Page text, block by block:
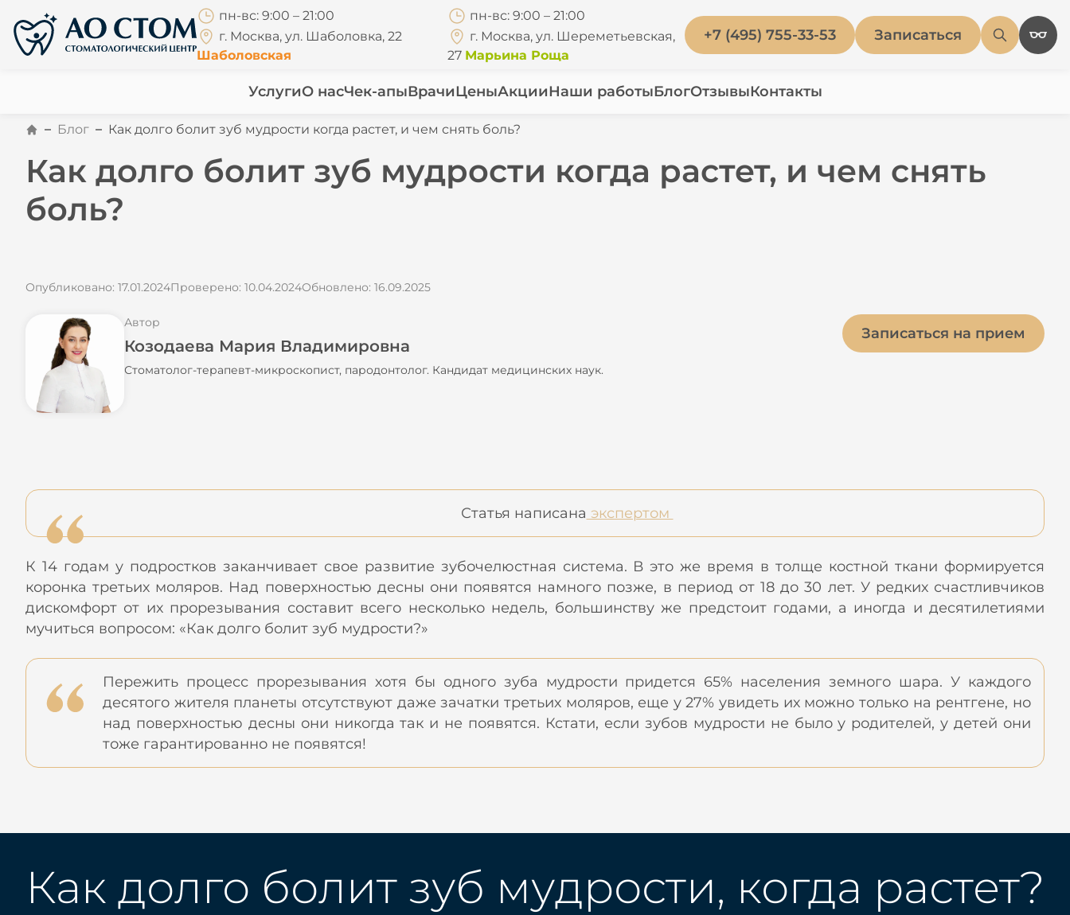
пн-вс: 9:00 – 21:00
г. Москва, ул. Шаболовка, 22
Шаболовская
пн-вс: 9:00 – 21:00
г. Москва, ул. Шереметьевская,
27 Марьина Роща
+7 (495) 755-33-53 Записаться
УслугиО насЧек-апыВрачиЦеныАкцииНаши работыБлогОтзывыКонтакты
Блог Как долго болит зуб мудрости когда растет, и чем снять боль?
Как долго болит зуб мудрости когда растет, и чем снять
боль?
Опубликовано: 17.01.2024Проверено: 10.04.2024Обновлено: 16.09.2025
Автор
Козодаева Мария Владимировна
Стоматолог-терапевт-микроскопист, пародонтолог. Кандидат медицинских наук.
Записаться на прием
Статья написана экспертом
К 14 годам у подростков заканчивает свое развитие зубочелюстная система. В это же время в толще костной ткани формируется
коронка третьих моляров. Над поверхностью десны они появятся намного позже, в период от 18 до 30 лет. У редких счастливчиков
дискомфорт от их прорезывания составит всего несколько недель, большинству же предстоит годами, а иногда и десятилетиями
мучиться вопросом: «Как долго болит зуб мудрости?»
Пережить процесс прорезывания хотя бы одного зуба мудрости придется 65% населения земного шара. У каждого
десятого жителя планеты отсутствуют даже зачатки третьих моляров, еще у 27% увидеть их можно только на рентгене, но
над поверхностью десны они никогда так и не появятся. Кстати, если зубов мудрости не было у родителей, у детей они
тоже гарантированно не появятся!
Как долго болит зуб мудрости, когда растет?